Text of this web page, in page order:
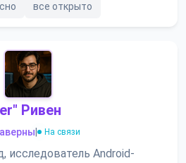
все открыто
Ривен
На связи
Android-